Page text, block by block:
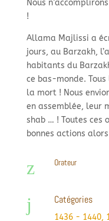
Nous
!
Allama Majlissi a
jours, au Barzakh,
habitants du
ce bas-monde.
la mort ! Nous
en assemblée, leur
shab … ! Toutes ces
bonnes actions
z Orateur
j Catégories
1436 - 1440,